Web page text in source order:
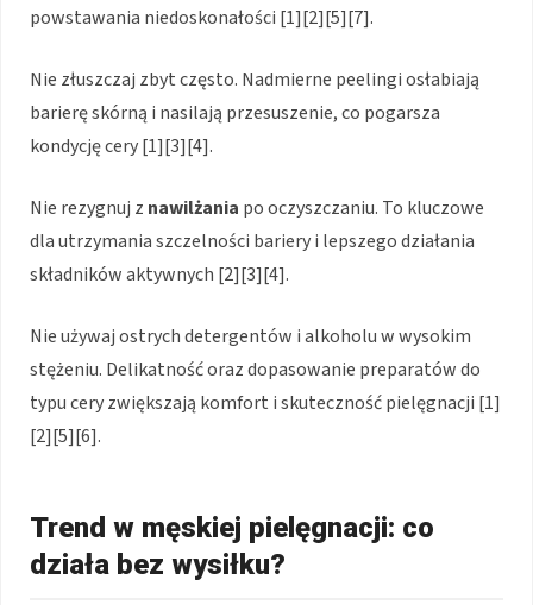
powstawania niedoskonałości [1][2][5][7].
Nie złuszczaj zbyt często. Nadmierne peelingi osłabiają
barierę skórną i nasilają przesuszenie, co pogarsza
kondycję cery [1][3][4].
Nie rezygnuj z nawilżania po oczyszczaniu. To kluczowe
dla utrzymania szczelności bariery i lepszego działania
składników aktywnych [2][3][4].
Nie używaj ostrych detergentów i alkoholu w wysokim
stężeniu. Delikatność oraz dopasowanie preparatów do
typu cery zwiększają komfort i skuteczność pielęgnacji [1]
[2][5][6].
Trend w męskiej pielęgnacji: co
działa bez wysiłku?